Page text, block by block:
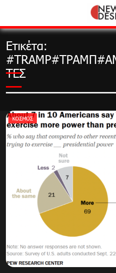
content
Ετικέτα:
ΤΕΣ
ΚΌΣΜΟΣ